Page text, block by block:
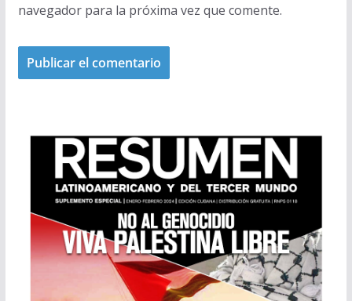
navegador para la próxima vez que comente.